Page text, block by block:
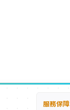
服務保障